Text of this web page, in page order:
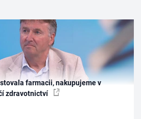
farmacii, nakupujeme v
zdravotnictví